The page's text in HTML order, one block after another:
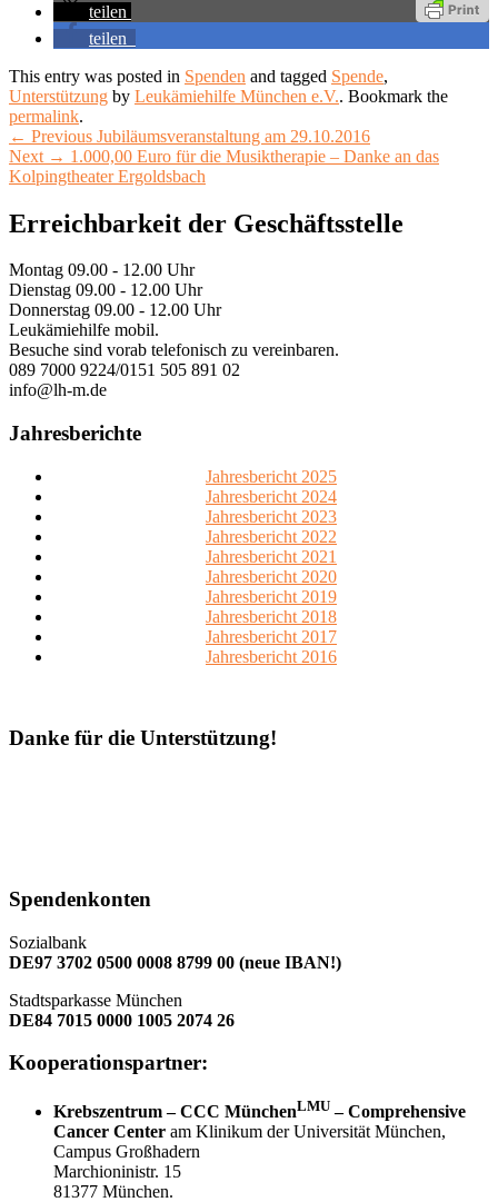
teilen
teilen
This entry was posted in Spenden and tagged Spende,
Unterstützung by Leukämiehilfe München e.V.. Bookmark the
permalink.
Beitragsnavigation
← Previous Previous
post:
Jubiläumsveranstaltung am 29.10.2016
Next → Next
post:
1.000,00 Euro für die Musiktherapie – Danke an das
Kolpingtheater Ergoldsbach
Primary
Widget
Area
Erreichbarkeit der Geschäftsstelle
Montag 09.00 - 12.00 Uhr
Dienstag 09.00 - 12.00 Uhr
Donnerstag 09.00 - 12.00 Uhr
Leukämiehilfe mobil.
Besuche sind vorab telefonisch zu vereinbaren.
089 7000 9224/0151 505 891 02
info@lh-m.de
Jahresberichte
Jahresbericht 2025
Jahresbericht 2024
Jahresbericht 2023
Jahresbericht 2022
Jahresbericht 2021
Jahresbericht 2020
Jahresbericht 2019
Jahresbericht 2018
Jahresbericht 2017
Jahresbericht 2016
Danke für die Unterstützung!
Spendenkonten
Sozialbank
DE97 3702 0500 0008 8799 00 (neue IBAN!)
Stadtsparkasse München
DE84 7015 0000 1005 2074 26
Kooperationspartner:
Krebszentrum – CCC MünchenLMU – Comprehensive
Cancer Center am Klinikum der Universität München,
Campus Großhadern
Marchioninistr. 15
81377 München.